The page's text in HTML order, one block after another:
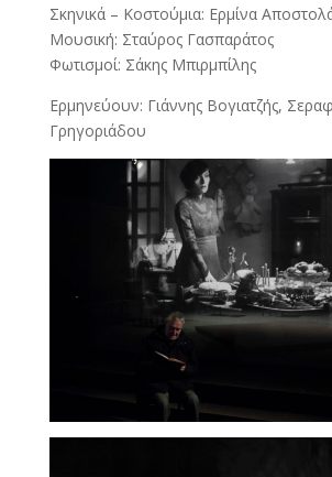
Σκηνικά – Κοστούμια: Ερμίνα
Μουσική: Σταύρος Γασπαράτος
Φωτισμοί: Σάκης Μπιρμπίλης
Ερμηνεύουν: Γιάννης Βογιατζής,
Γρηγοριάδου